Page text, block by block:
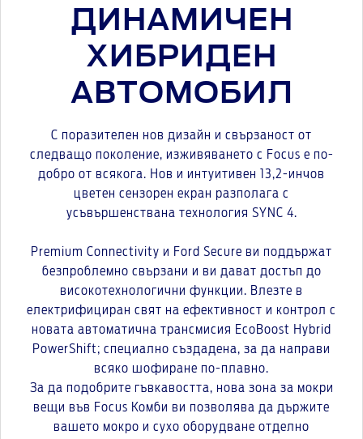
ДИНАМИЧЕН
ХИБРИДЕН
АВТОМОБИЛ
С поразителен нов дизайн и свързаност от
следващо поколение, изживяването с Focus е по-
добро от всякога. Нов и интуитивен 13,2-инчов
цветен сензорен екран разполага с
усъвършенствана технология SYNC 4.
Premium Connectivity и Ford Secure ви поддържат
безпроблемно свързани и ви дават достъп до
високотехнологични функции. Влезте в
електрифициран свят на ефективност и контрол с
новата автоматична трансмисия EcoBoost Hybrid
PowerShift; специално създадена, за да направи
всяко шофиране по-плавно.
За да подобрите гъвкавостта, нова зона за мокри
вещи във Focus Комби ви позволява да държите
вашето мокро и сухо оборудване отделно